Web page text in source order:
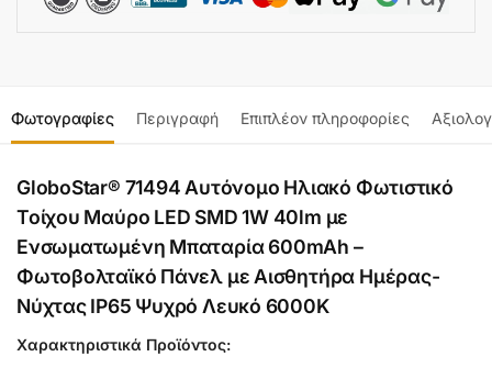
Φωτογραφίες Περιγραφή Επιπλέον πληροφορίες
GloboStar® 71494 Αυτόνομο Ηλιακό Φωτιστικό
Τοίχου Μαύρο LED SMD 1W 40lm με
Ενσωματωμένη Μπαταρία 600mAh –
Φωτοβολταϊκό Πάνελ με Αισθητήρα Ημέρας-
Νύχτας IP65 Ψυχρό Λευκό 6000K
Χαρακτηριστικά Προϊόντος: